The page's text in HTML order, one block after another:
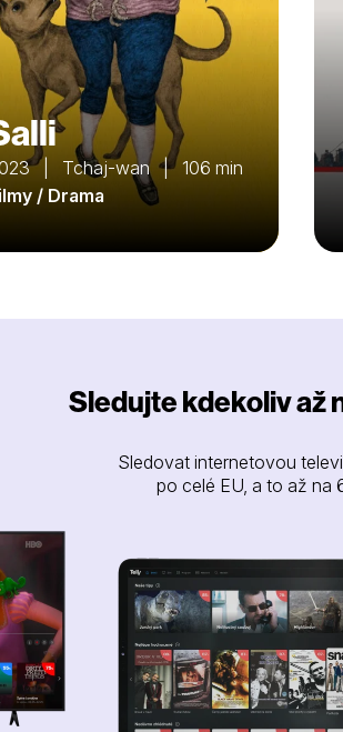
| Tchaj-wan | 106 min
/ Drama
Sledujte kdekoliv až
Sledovat internetovou
po celé EU, a to až na